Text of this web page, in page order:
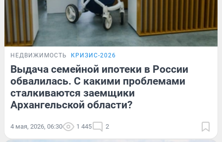
НЕДВИЖИМОСТЬ КРИЗИС-2026
Выдача семейной ипотеки в России
обвалилась. С какими проблемами
сталкиваются заемщики
Архангельской области?
4 мая, 2026, 06:30 1 445 2